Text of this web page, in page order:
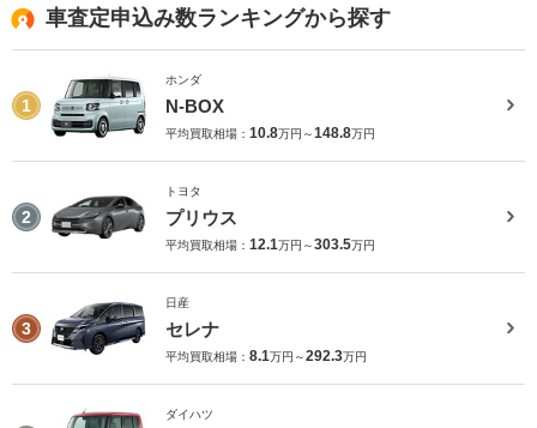
車査定申込み数ランキングから探す
1
ホンダ
N-BOX
平均買取相場： 10.8万円～148.8万円
2
トヨタ
プリウス
平均買取相場： 12.1万円～303.5万円
3
日産
セレナ
平均買取相場： 8.1万円～292.3万円
ダイハツ